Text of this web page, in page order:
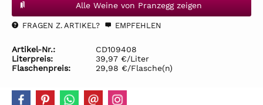
Alle Weine von Pranzegg zeigen
FRAGEN Z. ARTIKEL? EMPFEHLEN
Artikel-Nr.:
CD109408
Literpreis:
39,97 €/Liter
Flaschenpreis:
29,98 €/Flasche(n)